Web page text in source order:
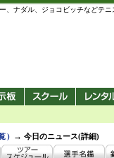
ナダル、ジョコビッチなどテ
) →今日のニュース(詳細)